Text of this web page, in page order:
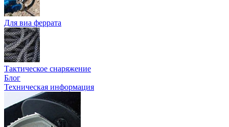
Для виа феррата
Тактическое снаряжение
Блог
Техническая информация